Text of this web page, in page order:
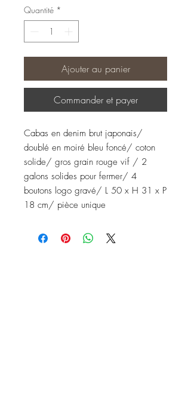
Quantité *
Ajouter au panier
Commander et payer
Cabas en denim brut japonais/
doublé en moiré bleu foncé/ coton
solide/ gros grain rouge vif / 2
galons solides pour fermer/ 4
boutons logo gravé/ L 50 x H 31 x P
18 cm/ pièce unique